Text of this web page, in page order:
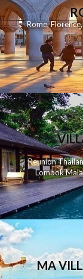
Rome,Florence
Reunion
Lombok
MA